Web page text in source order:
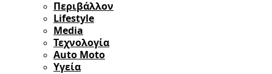
Περιβάλλον
Lifestyle
Media
Τεχνολογία
Auto Moto
Υγεία